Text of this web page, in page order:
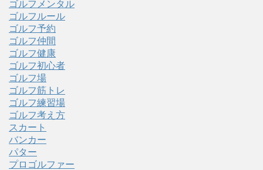
ゴルフメンタル
ゴルフルール
ゴルフ予約
ゴルフ仲間
ゴルフ健康
ゴルフ初心者
ゴルフ場
ゴルフ筋トレ
ゴルフ練習場
ゴルフ考え方
スカート
バンカー
パター
プロゴルファー